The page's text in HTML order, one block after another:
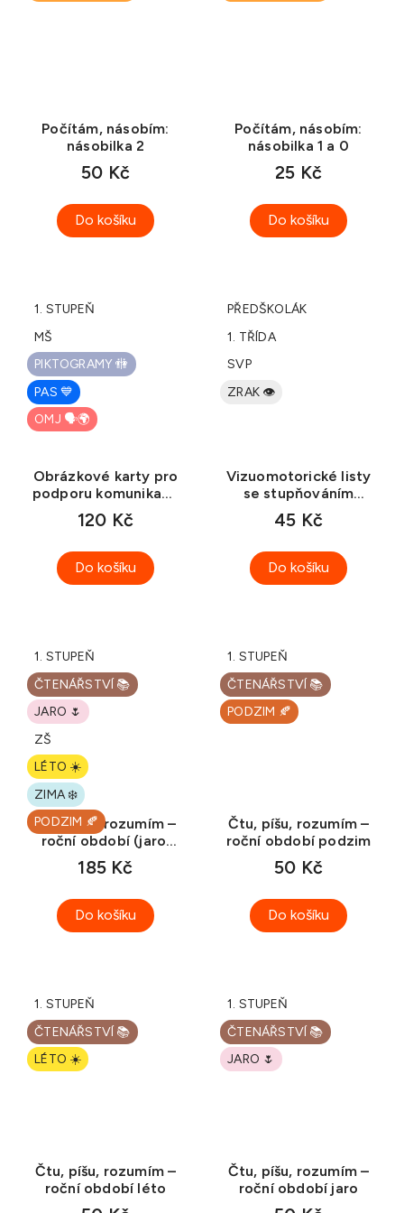
Počítám, násobím:
násobilka 2
50 Kč
Do košíku
Počítám, násobím:
násobilka 1 a 0
25 Kč
Do košíku
1. STUPEŇ
MŠ
PIKTOGRAMY 🚻
PAS 💙
OMJ 🗣️🌍
Obrázkové karty pro
podporu komunikace
u dětí s odlišným
mateřským jazykem
120 Kč
Do košíku
PŘEDŠKOLÁK
1. TŘÍDA
SVP
ZRAK 👁️
Vizuomotorické listy
se stupňováním
obtížnosti
45 Kč
Do košíku
1. STUPEŇ
ČTENÁŘSTVÍ 📚
JARO 🌷
ZŠ
LÉTO ☀️
ZIMA ❄️
PODZIM 🍂
Čtu, píšu, rozumím –
roční období (jaro,
léto, podzim, zima)
185 Kč
Do košíku
1. STUPEŇ
ČTENÁŘSTVÍ 📚
PODZIM 🍂
Čtu, píšu, rozumím –
roční období podzim
50 Kč
Do košíku
1. STUPEŇ
ČTENÁŘSTVÍ 📚
LÉTO ☀️
Čtu, píšu, rozumím –
roční období léto
1. STUPEŇ
ČTENÁŘSTVÍ 📚
JARO 🌷
Čtu, píšu, rozumím –
roční období jaro